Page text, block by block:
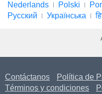
Nederlands
Polski
Русский
Українська
Contáctanos
Política de
Términos y condiciones